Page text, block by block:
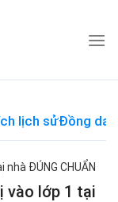
lịch sửĐồng dao
ĐÚNG CHUẨN
vào lớp 1 tại